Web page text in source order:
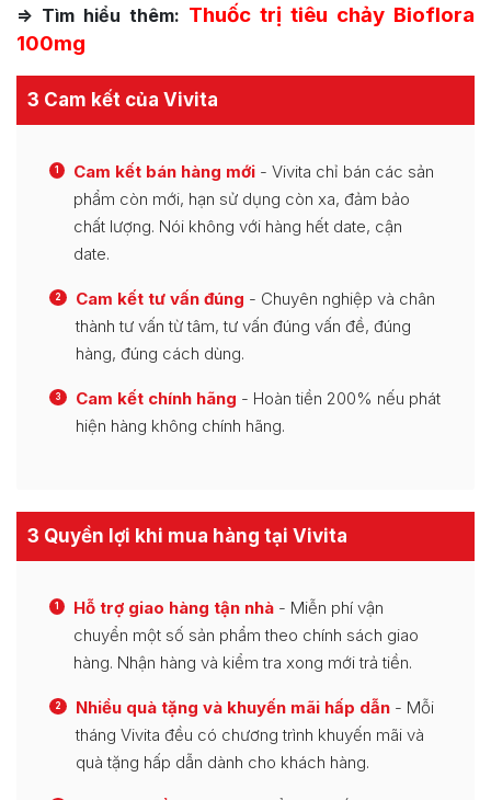
=> Tìm hiểu thêm: Thuốc trị tiêu chảy Bioflora
100mg
3 Cam kết của Vivita
1 Cam kết bán hàng mới - Vivita chỉ bán các sản
phẩm còn mới, hạn sử dụng còn xa, đảm bảo
chất lượng. Nói không với hàng hết date, cận
date.
2 Cam kết tư vấn đúng - Chuyên nghiệp và chân
thành tư vấn từ tâm, tư vấn đúng vấn đề, đúng
hàng, đúng cách dùng.
3 Cam kết chính hãng - Hoàn tiền 200% nếu phát
hiện hàng không chính hãng.
3 Quyền lợi khi mua hàng tại Vivita
1 Hỗ trợ giao hàng tận nhà - Miễn phí vận
chuyển một số sản phẩm theo chính sách giao
hàng. Nhận hàng và kiểm tra xong mới trả tiền.
2 Nhiều quà tặng và khuyến mãi hấp dẫn - Mỗi
tháng Vivita đều có chương trình khuyến mãi và
quà tặng hấp dẫn dành cho khách hàng.